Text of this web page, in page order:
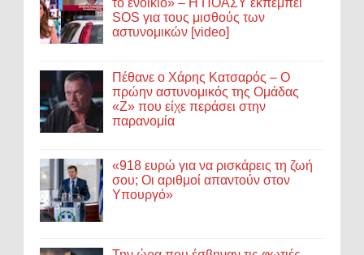
το ενοίκιο» – Η ΠΟΑΣΥ εκπέμπει
SOS για τους μισθούς των
αστυνομικών [video]
Πέθανε ο Χάρης Κατσαρός – Ο
πρώην αστυνομικός της Ομάδας
«Ζ» που είχε περάσει στην
παρανομία
«918 ευρώ για να ρισκάρεις τη ζωή
σου; Οι αριθμοί απαντούν στον
Υπουργό»